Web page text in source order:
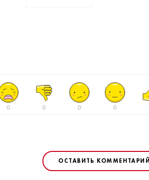
0 0 0 0
ОСТАВИТЬ КОММЕНТАРИЙ